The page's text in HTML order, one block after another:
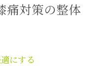
痛対策の整体
にする